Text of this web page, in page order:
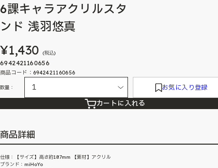
6課キャラアクリルスタ
ンド 浅羽悠真
¥1,430 (税込)
6942421160656
商品コード：6942421160656
数量： お気に入り登録
カートに入れる
商品詳細
仕様：【サイズ】高さ約187mm 【素材】アクリル
ブランド：miHoYo